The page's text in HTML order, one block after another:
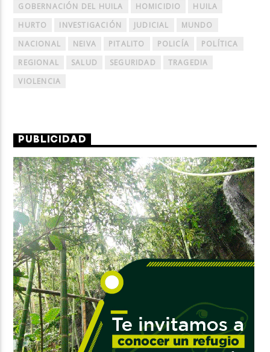
GOBERNACIÓN DEL HUILA
HOMICIDIO
HUILA
HURTO
INVESTIGACIÓN JUDICIAL
MUNDO
NACIONAL
NEIVA PITALITO POLICÍA
POLÍTICA
REGIONAL
SALUD SEGURIDAD
TRAGEDIA
VIOLENCIA
PUBLICIDAD